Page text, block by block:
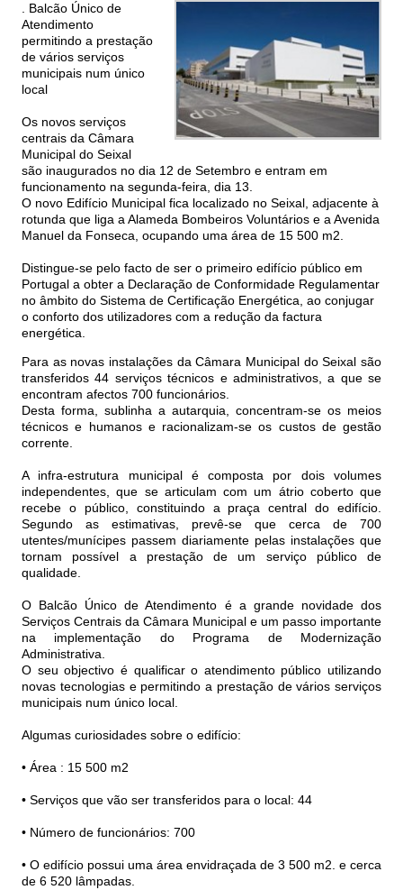
. Balcão Único de
Atendimento
permitindo a prestação
de vários serviços
municipais num único
local
Os novos serviços
centrais da Câmara
Municipal do Seixal
são inaugurados no dia 12 de Setembro e entram em
funcionamento na segunda-feira, dia 13.
O novo Edifício Municipal fica localizado no Seixal, adjacente à
rotunda que liga a Alameda Bombeiros Voluntários e a Avenida
Manuel da Fonseca, ocupando uma área de 15 500 m2.
Distingue-se pelo facto de ser o primeiro edifício público em
Portugal a obter a Declaração de Conformidade Regulamentar
no âmbito do Sistema de Certificação Energética, ao conjugar
o conforto dos utilizadores com a redução da factura
energética.
Para as novas instalações da Câmara Municipal do Seixal são
transferidos 44 serviços técnicos e administrativos, a que se
encontram afectos 700 funcionários.
Desta forma, sublinha a autarquia, concentram-se os meios
técnicos e humanos e racionalizam-se os custos de gestão
corrente.
A infra-estrutura municipal é composta por dois volumes
independentes, que se articulam com um átrio coberto que
recebe o público, constituindo a praça central do edifício.
Segundo as estimativas, prevê-se que cerca de 700
utentes/munícipes passem diariamente pelas instalações que
tornam possível a prestação de um serviço público de
qualidade.
O Balcão Único de Atendimento é a grande novidade dos
Serviços Centrais da Câmara Municipal e um passo importante
na implementação do Programa de Modernização
Administrativa.
O seu objectivo é qualificar o atendimento público utilizando
novas tecnologias e permitindo a prestação de vários serviços
municipais num único local.
Algumas curiosidades sobre o edifício:
• Área : 15 500 m2
• Serviços que vão ser transferidos para o local: 44
• Número de funcionários: 700
• O edifício possui uma área envidraçada de 3 500 m2. e cerca
de 6 520 lâmpadas.